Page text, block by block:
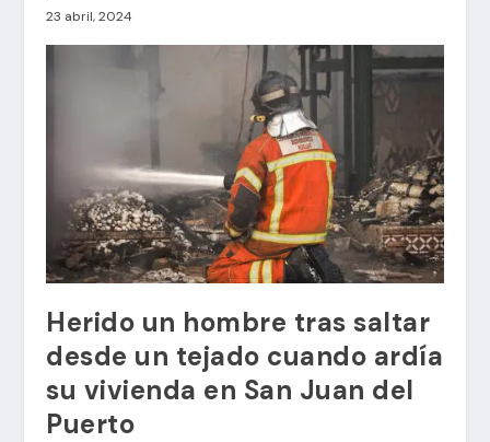
23 abril, 2024
Herido un hombre tras saltar
desde un tejado cuando ardía
su vivienda en San Juan del
Puerto